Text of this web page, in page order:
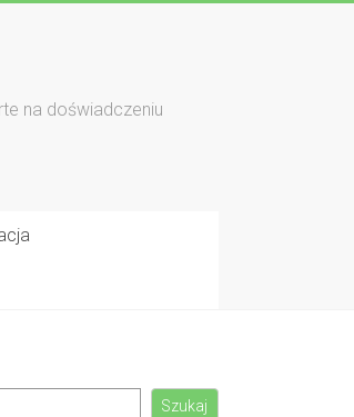
na doświadczeniu
Szukaj